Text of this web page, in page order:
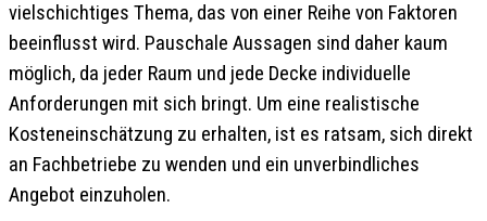
vielschichtiges Thema, das von einer Reihe von Faktoren
beeinflusst wird. Pauschale Aussagen sind daher kaum
möglich, da jeder Raum und jede Decke individuelle
Anforderungen mit sich bringt. Um eine realistische
Kosteneinschätzung zu erhalten, ist es ratsam, sich direkt
an Fachbetriebe zu wenden und ein unverbindliches
Angebot einzuholen.